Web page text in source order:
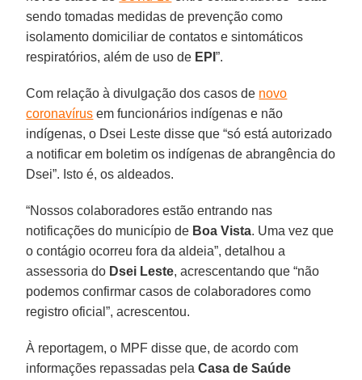
sendo tomadas medidas de prevenção como
isolamento domiciliar de contatos e sintomáticos
respiratórios, além de uso de EPI”.
Com relação à divulgação dos casos de novo
coronavírus em funcionários indígenas e não
indígenas, o Dsei Leste disse que “só está autorizado
a notificar em boletim os indígenas de abrangência do
Dsei”. Isto é, os aldeados.
“Nossos colaboradores estão entrando nas
notificações do município de Boa Vista. Uma vez que
o contágio ocorreu fora da aldeia”, detalhou a
assessoria do Dsei Leste, acrescentando que “não
podemos confirmar casos de colaboradores como
registro oficial”, acrescentou.
À reportagem, o MPF disse que, de acordo com
informações repassadas pelaCasa de Saúde